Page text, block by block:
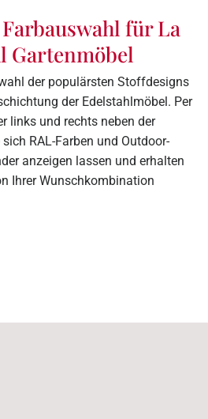
für La
Gartenmöbel
der populärsten Stoffdesigns
der Edelstahlmöbel. Per
links und rechts neben der
RAL-Farben und Outdoor-
anzeigen lassen und erhalten
Ihrer Wunschkombination